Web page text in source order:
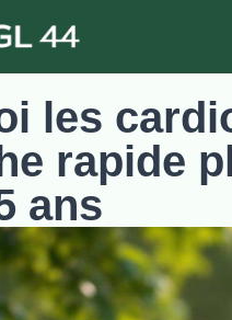
les
rapide
ans